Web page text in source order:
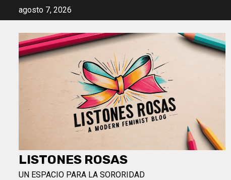
agosto 7, 2026
LISTONES ROSAS
UN ESPACIO PARA LA SORORIDAD